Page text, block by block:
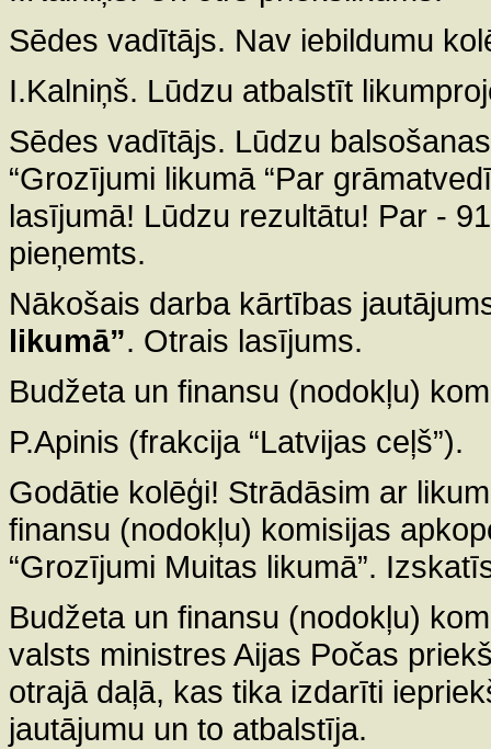
Sēdes vadītājs. Nav iebildumu
I.Kalniņš. Lūdzu atbalstīt
Sēdes vadītājs. Lūdzu
“Grozījumi likumā “Par
lasījumā! Lūdzu rezultātu! Par -
pieņemts.
Nākošais darba kārtības
likumā”. Otrais lasījums.
Budžeta un finansu (nodokļu)
P.Apinis (frakcija “Latvijas ceļš”).
Godātie kolēģi! Strādāsim ar
finansu (nodokļu) komisijas
“Grozījumi Muitas likumā”.
Budžeta un finansu (nodokļu)
valsts ministres Aijas Počas
otrajā daļā, kas tika izdarīti
jautājumu un to atbalstīja.